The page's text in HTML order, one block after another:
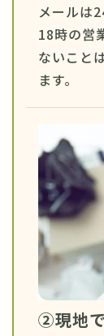
メールは
18時の営
ないこと
ます。
②現地